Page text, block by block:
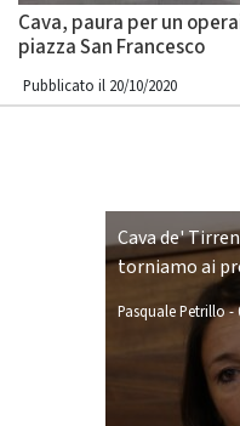
Cava, paura per un
piazza San Francesco
Pubblicato il 20/10/2020
Cava de'
torniamo ai
Pasquale Petrillo-